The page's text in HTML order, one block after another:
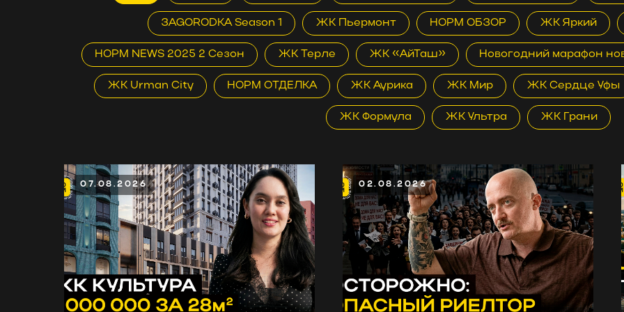
ЗAGORODKA Season 1 ЖК Пьермонт НОРМ ОБЗОР ЖК Яркий
НОРМ NEWS 2025 2 Сезон ЖК Терле ЖК «АйТаш» Новогодний марафон
ЖК Urman City НОРМ ОТДЕЛКА ЖК Аурика ЖК Мир ЖК Сердце Уфы
ЖК Формула ЖК Ультра ЖК Грани
07.08.2026 02.08.2026